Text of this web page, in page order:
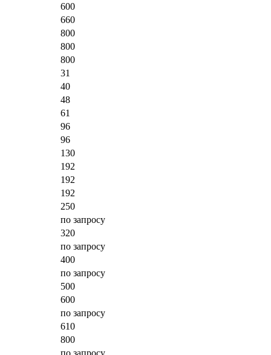
600
660
800
800
800
31
40
48
61
96
96
130
192
192
192
250
по запросу
320
по запросу
400
по запросу
500
600
по запросу
610
800
по запросу